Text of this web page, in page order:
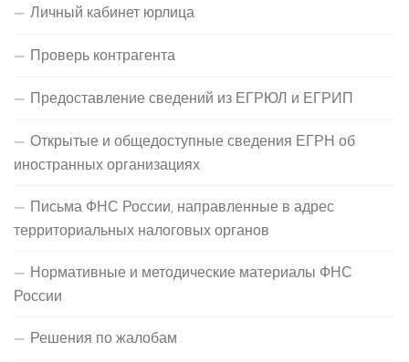
Личный кабинет юрлица
Проверь контрагента
Предоставление сведений из ЕГРЮЛ и ЕГРИП
Открытые и общедоступные сведения ЕГРН об
иностранных организациях
Письма ФНС России, направленные в адрес
территориальных налоговых органов
Нормативные и методические материалы ФНС
России
Решения по жалобам